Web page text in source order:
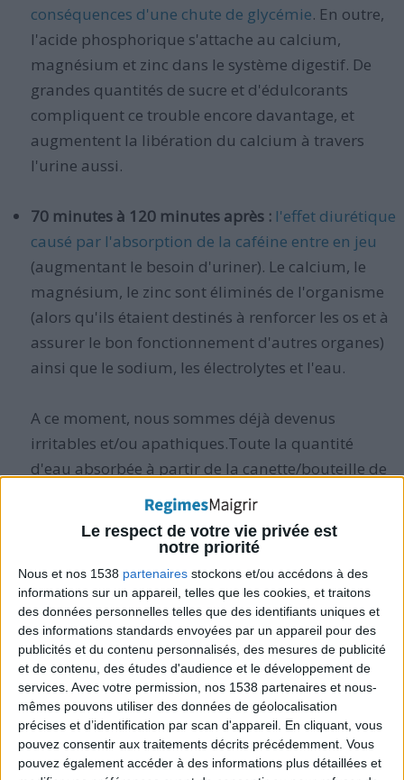
Le respect de votre vie privée est
notre priorité
Nous et nos 1538 partenaires stockons et/ou accédons à des
informations sur un appareil, telles que les cookies, et traitons
des données personnelles telles que des identifiants uniques et
des informations standards envoyées par un appareil pour des
publicités et du contenu personnalisés, des mesures de publicité
et de contenu, des études d'audience et le développement de
services. Avec votre permission, nos 1538 partenaires et nous-
mêmes pouvons utiliser des données de géolocalisation
précises et d’identification par scan d'appareil. En cliquant, vous
pouvez consentir aux traitements décrits précédemment. Vous
pouvez également accéder à des informations plus détaillées et
conséquences d'une chute de glycémie. En outre,
l'acide phosphorique s'attache au calcium,
magnésium et zinc dans le système digestif. De
grandes quantités de sucre et d'édulcorants
compliquent ce trouble encore davantage, et
augmentent la libération du calcium à travers
l'urine aussi.
70 minutes à 120 minutes après : l'effet diurétique
causé par l'absorption de la caféine entre en jeu
(augmentant le besoin d'uriner). Le calcium, le
magnésium, le zinc sont éliminés de l'organisme
(alors qu'ils étaient destinés à renforcer les os et à
assurer le bon fonctionnement d'autres organes)
ainsi que le sodium, les électrolytes et l'eau.
A ce moment, nous sommes déjà devenus
irritables et/ou apathiques.Toute la quantité
d'eau absorbée à partir de la canette/bouteille de
soda est éliminée par l'urine. Le souci est que cette
eau expulsée est imprégnée d'éléments nutritifs
précieux qui auraient pu être utilisés par votre
organisme pour s'hydraterou construire des
os/dents/nerfs plus forts. A ce moment là, votre
organisme ne dispose pas des oligo-éléments
nécessaires à un fonctionnement normal.
Trois/quatre heures après : la nouvelle habitude
que vous avez créée (ou renforcée) fait sentir à
votre corps un manque de caféine,et un besoin
viscéral d'une autre dose de soda!